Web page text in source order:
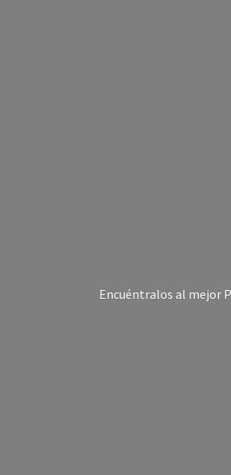
Encuéntralos al mejor